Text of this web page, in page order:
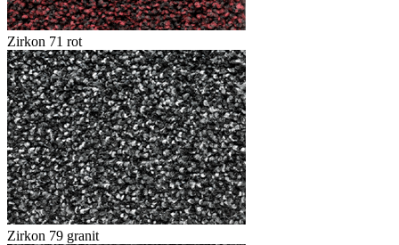
Zirkon 71 rot
Zirkon 79 granit